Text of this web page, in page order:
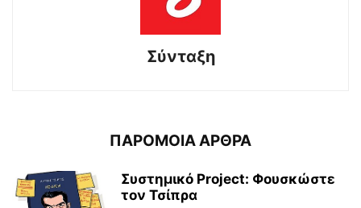
Σύνταξη
ΠΑΡΟΜΟΙΑ ΑΡΘΡΑ
Συστημικό Project: Φουσκώστε
τον Τσίπρα